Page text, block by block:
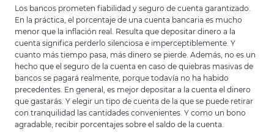
Los bancos prometen fiabilidad y seguro de cuenta garantizado.
En la práctica, el porcentaje de una cuenta bancaria es mucho
menor que la inflación real. Resulta que depositar dinero a la
cuenta significa perderlo silenciosa e imperceptiblemente. Y
cuanto más tiempo pasa, más dinero se pierde. Además, no es un
hecho que el seguro de la cuenta en caso de quiebras masivas de
bancos se pagará realmente, porque todavía no ha habido
precedentes. En general, es mejor depositar a la cuenta el dinero
que gastarás. Y elegir un tipo de cuenta de la que se puede retirar
con tranquilidad las cantidades convenientes. Y como un bono
agradable, recibir porcentajes sobre el saldo de la cuenta.